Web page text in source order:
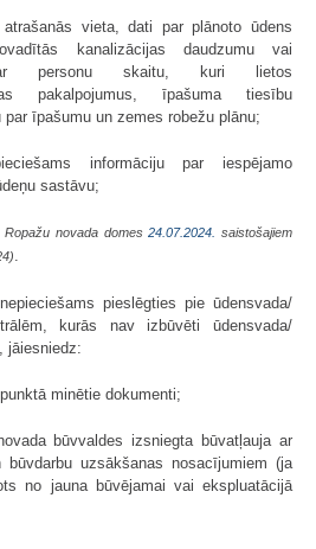
vieta, dati par plānoto ūdens
kanalizācijas daudzumu vai
personu skaitu, kuri lietos
pakalpojumus, īpašuma tiesību
par īpašumu un zemes robežu plānu;
informāciju par iespējamo
sastāvu;
Ropažu novada domes24.07.2024.
saistošajiem
.
pieslēgties pie ūdensvada/
kurās nav izbūvēti ūdensvada/
jāiesniedz:
minētie dokumenti;
būvvaldes izsniegta būvatļauja ar
būvdarbu uzsākšanas nosacījumiem (ja
no jauna būvējamai vai ekspluatācijā